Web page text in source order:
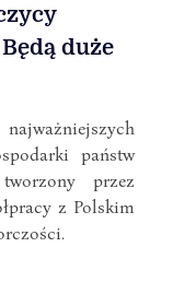
duże
państw
przez
z Polskim